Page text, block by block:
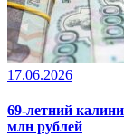
17.06.2026
69-летний
млн рублей